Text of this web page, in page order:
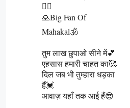
👰‍♀️
🙏Big Fan Of
Mahakal🕉️
तुम लाख छुपाओ सीने में💕
एहसास हमारी चाहत का🥰
दिल जब भी तुम्हारा धड़का
हैं💓
आवाज़ यहाँ तक आई हैं😎